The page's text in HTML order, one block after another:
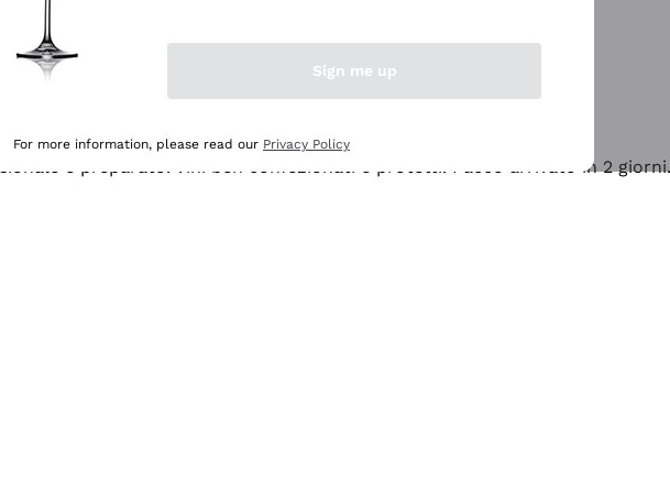
e preparato. Vini ben confezionati e protetti. Pacco arrivato in 2
Sign me up
For more information, please read our Privacy Policy